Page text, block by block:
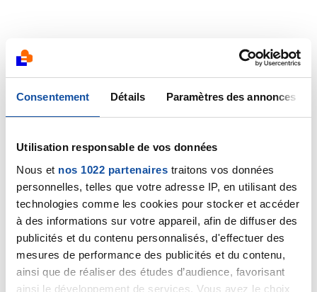
Consentement Détails Paramètres des annonces
Utilisation responsable de vos données
Nous et nos 1022 partenaires traitons vos données
personnelles, telles que votre adresse IP, en utilisant des
technologies comme les cookies pour stocker et accéder
à des informations sur votre appareil, afin de diffuser des
publicités et du contenu personnalisés, d'effectuer des
mesures de performance des publicités et du contenu,
ainsi que de réaliser des études d’audience, favorisant
ainsi le développement de services. Vous avez le choix
Gao
12/11/2020 - 12:05
Si je comprends bien vous avez un cancer bilatéral
mais pas le même traitement pour les 2 seins ? Déjà un
sein malade, c'est dur à digérer mais les 2!
Perso, ils vont m'enlever le sein gauche sans
reconstruction puisque j'aurai des rayons. Si j'ai de
nouveau de la chimio ce sera par voie orale.
Heureusement, j'en ai marre de cette chambre
implantable. Un an après la fin des traitements, je me